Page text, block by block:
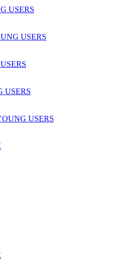
USERS
USERS
USERS
USERS